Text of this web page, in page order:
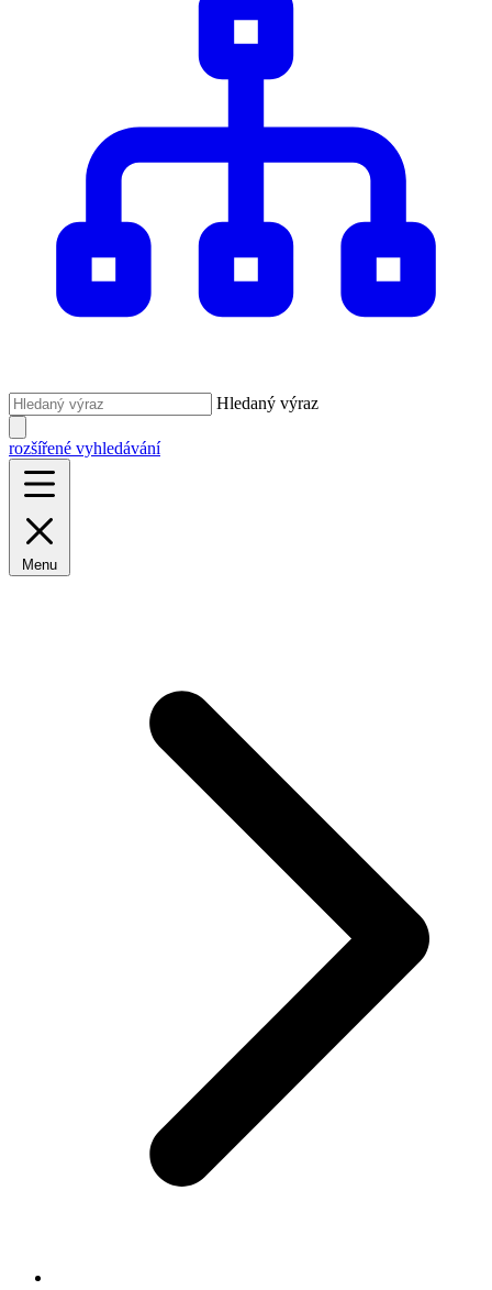
Hledaný výraz
rozšířené vyhledávání
Menu